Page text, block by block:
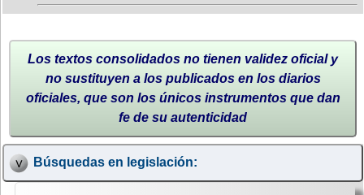
Los textos consolidados no tienen validez oficial y
no sustituyen a los publicados en los diarios
oficiales, que son los únicos instrumentos que dan
fe de su autenticidad
Búsquedas en legislación: